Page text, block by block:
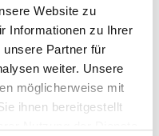
Website zu
Informationen zu Ihrer
unsere Partner für
weiter. Unsere
möglicherweise mit
ihnen bereitgestellt
Daten nur, soweit